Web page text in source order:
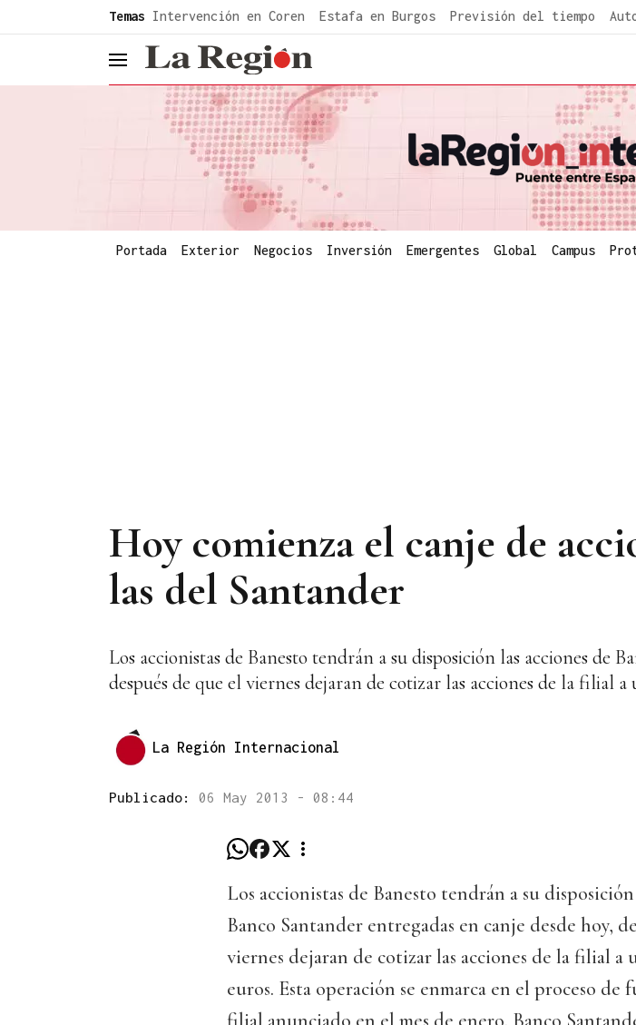
Temas Intervención en Coren Estafa en Burgos Previsión del tiempo
header.menu.open
Portada Exterior Negocios Inversión Emergentes Global Campus
Hoy comienza el canje de
las del Santander
Los accionistas de Banesto tendrán a su disposición las acciones de
después de que el viernes dejaran de cotizar las acciones de la filial a
La Región Internacional
Publicado: 06 May 2013 - 08:44
Los accionistas de Banesto tendrán a su
Banco Santander entregadas en canje desde hoy,
viernes dejaran de cotizar las acciones de la filial a
euros. Esta operación se enmarca en el proceso de